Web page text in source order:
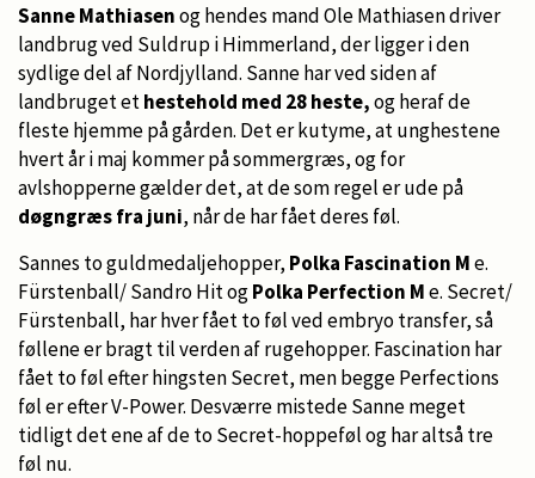
Sanne Mathiasenog hendes mand Ole Mathiasen driver
landbrug ved Suldrup i Himmerland, der ligger i den
sydlige del af Nordjylland. Sanne har ved siden af
landbruget ethestehold med 28 heste,og heraf de
fleste hjemme på gården. Det er kutyme, at unghestene
hvert år i maj kommer på sommergræs, og for
avlshopperne gælder det, at de som regel er ude på
døgngræs fra juni, når de har fået deres føl.
Sannes to guldmedaljehopper, Polka Fascination Me.
Fürstenball/ Sandro Hit ogPolka Perfection Me. Secret/
Fürstenball, har hver fået to føl ved embryo transfer, så
føllene er bragt til verden af rugehopper. Fascination har
fået to føl efter hingsten Secret, men begge Perfections
føl er efter V-Power. Desværre mistede Sanne meget
tidligt det ene af de to Secret-hoppeføl og har altså tre
føl nu.